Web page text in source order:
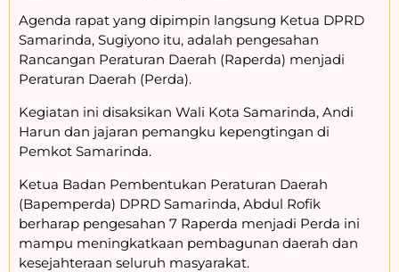
Agenda rapat yang dipimpin langsung Ketua DPRD
Samarinda, Sugiyono itu, adalah pengesahan
Rancangan Peraturan Daerah (Raperda) menjadi
Peraturan Daerah (Perda).
Kegiatan ini disaksikan Wali Kota Samarinda, Andi
Harun dan jajaran pemangku kepengtingan di
Pemkot Samarinda.
Ketua Badan Pembentukan Peraturan Daerah
(Bapemperda) DPRD Samarinda, Abdul Rofik
berharap pengesahan 7 Raperda menjadi Perda ini
mampu meningkatkaan pembagunan daerah dan
kesejahteraan seluruh masyarakat.